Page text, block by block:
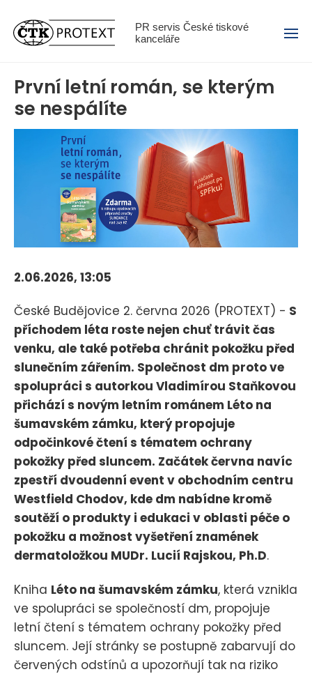
PR servis České tiskové
kanceláře
Menu
První letní román, se kterým
se nespálíte
2.06.2026, 13:05
České Budějovice 2. června 2026 (PROTEXT) - S
příchodem léta roste nejen chuť trávit čas
venku, ale také potřeba chránit pokožku před
slunečním zářením. Společnost dm proto ve
spolupráci s autorkou Vladimírou Staňkovou
přichází s novým letním románem Léto na
šumavském zámku, který propojuje
odpočinkové čtení s tématem ochrany
pokožky před sluncem. Začátek června navíc
zpestří dvoudenní event v obchodním centru
Westfield Chodov, kde dm nabídne kromě
soutěží o produkty i edukaci v oblasti péče o
pokožku a možnost vyšetření znamének
dermatoložkou MUDr. Lucií Rajskou, Ph.D.
Kniha Léto na šumavském zámku, která vznikla
ve spolupráci se společností dm, propojuje
letní čtení s tématem ochrany pokožky před
sluncem. Její stránky se postupně zabarvují do
červených odstínů a upozorňují tak na riziko